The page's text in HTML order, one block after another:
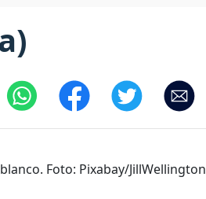
Foto: Pixabay/JillWellington